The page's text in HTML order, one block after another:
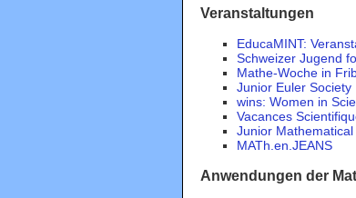
Veranstaltungen
EducaMINT:
Schweizer Jugend
Mathe-Woche in
Junior Euler Society
wins: Women in
Vacances
Junior
MATh.en.JEANS
Anwendungen der